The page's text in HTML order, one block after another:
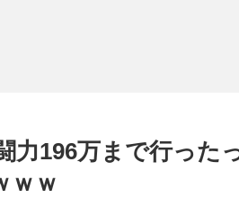
力196万まで行った
ｗｗ